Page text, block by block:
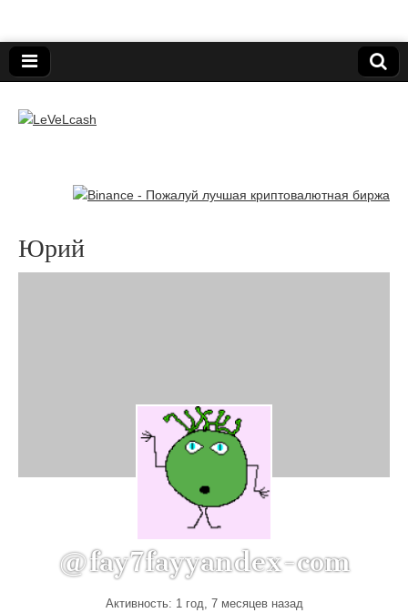
LeVeLcash
Юрий
@fay7fayyandex-com
Активность: 1 год, 7 месяцев назад